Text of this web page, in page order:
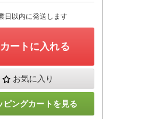
日以内に発送します
カートに入れる
お気に入り
ピングカートを見る